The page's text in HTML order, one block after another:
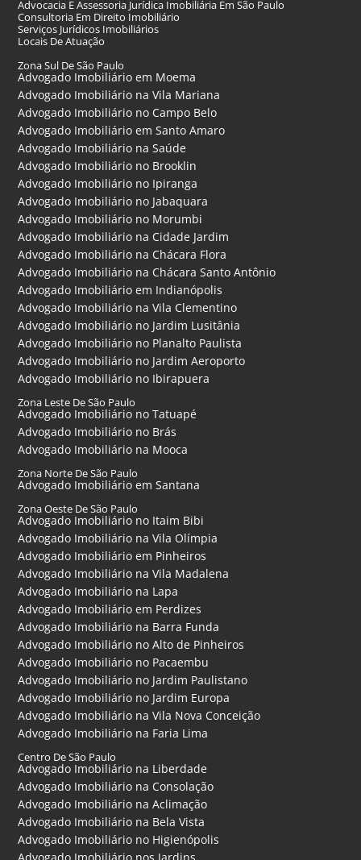
Advocacia E Assessoria Jurídica Imobiliária Em São Paulo
Consultoria Em Direito Imobiliário
Serviços Jurídicos Imobiliários
Locais De Atuação
Zona Sul De São Paulo
Advogado Imobiliário em Moema
Advogado Imobiliário na Vila Mariana
Advogado Imobiliário no Campo Belo
Advogado Imobiliário em Santo Amaro
Advogado Imobiliário na Saúde
Advogado Imobiliário no Brooklin
Advogado Imobiliário no Ipiranga
Advogado Imobiliário no Jabaquara
Advogado Imobiliário no Morumbi
Advogado Imobiliário na Cidade Jardim
Advogado Imobiliário na Chácara Flora
Advogado Imobiliário na Chácara Santo Antônio
Advogado Imobiliário em Indianópolis
Advogado Imobiliário na Vila Clementino
Advogado Imobiliário no Jardim Lusitânia
Advogado Imobiliário no Planalto Paulista
Advogado Imobiliário no Jardim Aeroporto
Advogado Imobiliário no Ibirapuera
Zona Leste De São Paulo
Advogado Imobiliário no Tatuapé
Advogado Imobiliário no Brás
Advogado Imobiliário na Mooca
Zona Norte De São Paulo
Advogado Imobiliário em Santana
Zona Oeste De São Paulo
Advogado Imobiliário no Itaim Bibi
Advogado Imobiliário na Vila Olímpia
Advogado Imobiliário em Pinheiros
Advogado Imobiliário na Vila Madalena
Advogado Imobiliário na Lapa
Advogado Imobiliário em Perdizes
Advogado Imobiliário na Barra Funda
Advogado Imobiliário no Alto de Pinheiros
Advogado Imobiliário no Pacaembu
Advogado Imobiliário no Jardim Paulistano
Advogado Imobiliário no Jardim Europa
Advogado Imobiliário na Vila Nova Conceição
Advogado Imobiliário na Faria Lima
Centro De São Paulo
Advogado Imobiliário na Liberdade
Advogado Imobiliário na Consolação
Advogado Imobiliário na Aclimação
Advogado Imobiliário na Bela Vista
Advogado Imobiliário no Higienópolis